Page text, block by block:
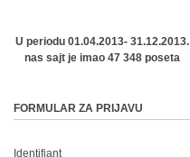
U periodu 01.04.2013- 31.12.2013.
nas sajt je imao 47 348 poseta
FORMULAR ZA PRIJAVU
Identifiant